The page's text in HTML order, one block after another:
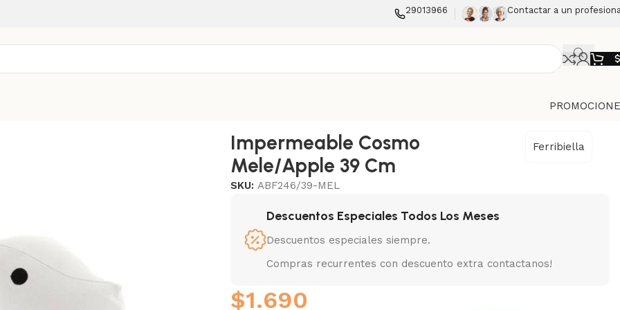
29013966 Contactar a un
$
Impermeable Cosmo
Mele/Apple 39 Cm
Ferribiella
SKU: ABF246/39-MEL
Descuentos Especiales Todos Los Meses
Descuentos especiales siempre.
Compras recurrentes con descuento extra contactanos!
$1.690